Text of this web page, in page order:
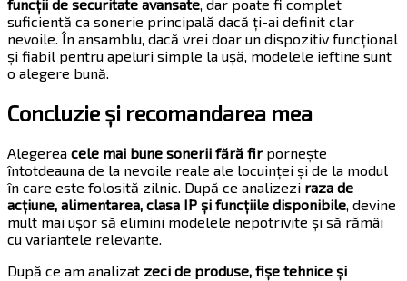
funcții de securitate avansate, dar poate fi complet
suficientă ca sonerie principală dacă ți-ai definit clar
nevoile. În ansamblu, dacă vrei doar un dispozitiv funcțional
și fiabil pentru apeluri simple la ușă, modelele ieftine sunt
o alegere bună.
Concluzie și recomandarea mea
Alegerea cele mai bune sonerii fără firpornește
întotdeauna de la nevoile reale ale locuinței și de la modul
în care este folosită zilnic. După ce analizezi raza de
acțiune, alimentarea, clasa IP și funcțiile disponibile, devine
mult mai ușor să elimini modelele nepotrivite și să rămâi
cu variantele relevante.
După ce am analizat zeci de produse, fișe tehnice și